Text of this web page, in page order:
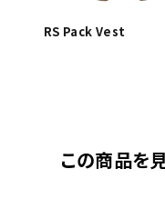
RS Pack Vest
この商品を